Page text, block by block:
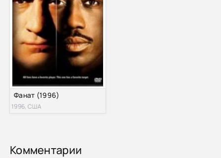
Фанат (1996)
1996, США
Комментарии